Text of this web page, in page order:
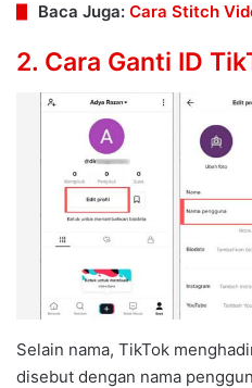
Baca Juga: Cara Stitch
2. Cara Ganti ID
Selain nama, TikTok
disebut dengan nama